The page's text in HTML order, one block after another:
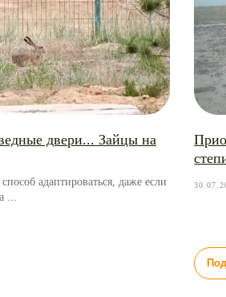
двери... Зайцы на
адаптироваться, даже если
...